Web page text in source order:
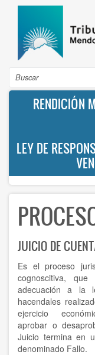
Pasar
contenido
principal
Buscar
RENDICIÓN
LEY DE
JUICIO DE
Es el proceso
cognoscitiva,
adecuación a la
hacendales
ejercicio
aprobar o
Juicio termina en
denominado Fallo.